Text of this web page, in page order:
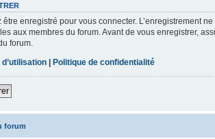
être enregistré pour vous connecter. L’enregistrement
aux membres du forum. Avant de vous enregistrer,
forum.
Politique de confidentialité
forum